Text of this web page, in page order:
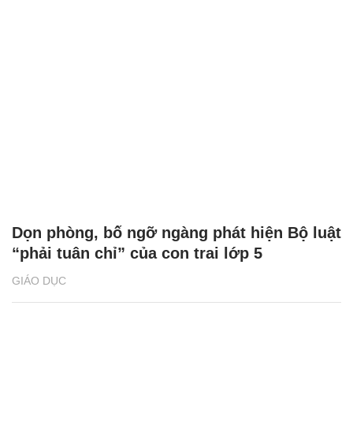
GIÁO DỤC
Dọn phòng, bố ngỡ ngàng phát hiện Bộ luật
“phải tuân chỉ” của con trai lớp 5